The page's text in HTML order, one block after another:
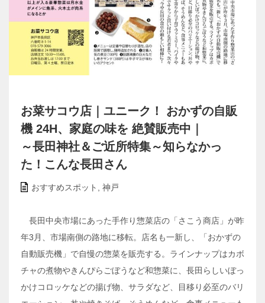
お菜サコウ店｜ユニーク！ おかずの自販
機 24H、家庭の味を 絶賛販売中｜
～長田神社＆ご近所特集～知らなかっ
た！こんな長田さん
おすすめスポット , 神戸
長田中央市場にあった手作り惣菜店の「さこう商店」が昨
年3月、市場南側の路地に移転。店名も一新し、「おかずの
自動販売機」で自慢の惣菜を販売する。ラインナップはカボ
チャの煮物やきんぴらごぼうなど和惣菜に、長田らしいぼっ
かけコロッケなどの揚げ物、サラダなど、目移り必至のバリ